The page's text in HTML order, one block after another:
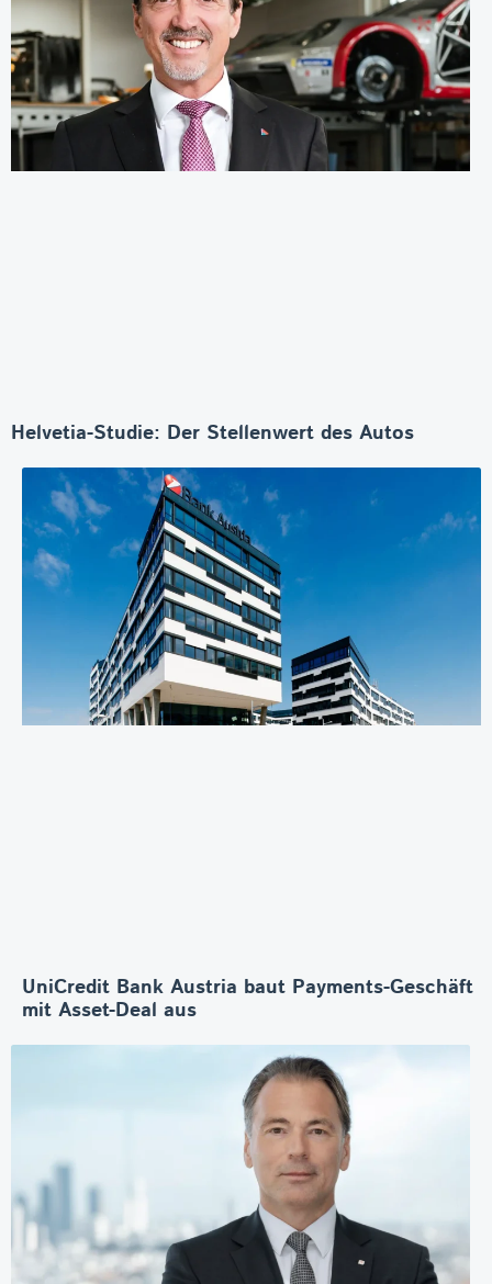
Helvetia-Studie: Der Stellenwert des Autos
UniCredit Bank Austria baut Payments-Geschäft
mit Asset-Deal aus